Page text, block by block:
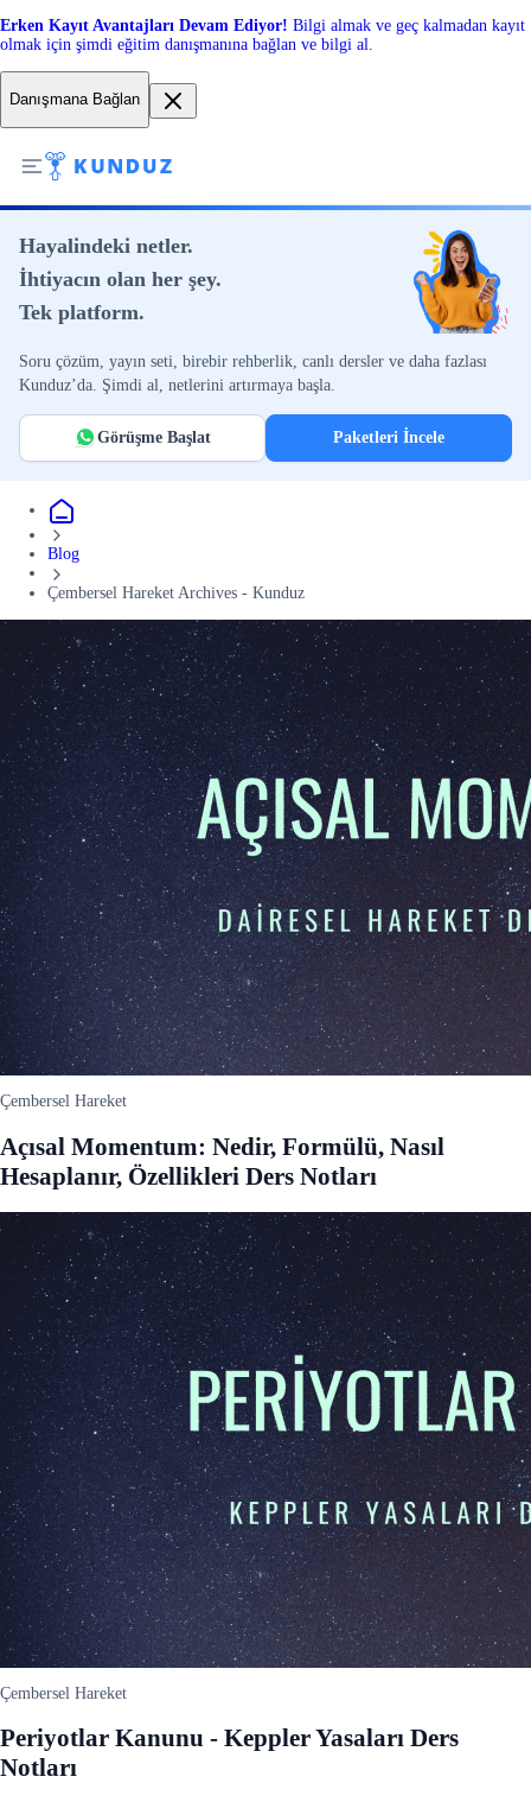
Erken Kayıt Avantajları Devam Ediyor! Bilgi almak ve geç kalmadan kayıt
olmak için şimdi eğitim danışmanına bağlan ve bilgi al.
Danışmana Bağlan
Hayalindeki netler.
İhtiyacın olan her şey.
Tek platform.
Soru çözüm, yayın seti, birebir rehberlik, canlı dersler ve daha fazlası
Kunduz’da. Şimdi al, netlerini artırmaya başla.
Görüşme Başlat Paketleri İncele
Blog
Çembersel Hareket Archives - Kunduz
Çembersel Hareket
Açısal Momentum: Nedir, Formülü, Nasıl
Hesaplanır, Özellikleri Ders Notları
Çembersel Hareket
Periyotlar Kanunu - Keppler Yasaları Ders
Notları